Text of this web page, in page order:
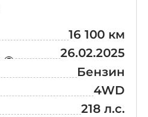
16 100 км
26.02.2025
Бензин
4WD
218 л.с.